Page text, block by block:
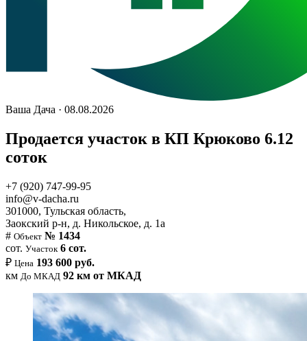
Ваша Дача · 08.08.2026
Продается участок в КП Крюково 6.12
соток
+7 (920) 747-99-95
info@v-dacha.ru
301000, Тульская область,
Заокский р-н, д. Никольское, д. 1а
# Объект № 1434
сот. Участок 6 сот.
₽ Цена 193 600 руб.
км До МКАД 92 км от МКАД